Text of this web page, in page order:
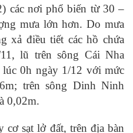
các nơi phổ biến từ 30 –
mưa lớn hơn. Do mưa
xả điều tiết các hồ chứa
lũ trên sông Cái Nha
0h ngày 1/12 với mức
trên sông Dinh Ninh
0,02m.
sạt lở đất, trên địa bàn